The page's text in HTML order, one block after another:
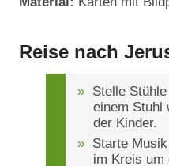
Reise nach
Stelle
einem Stuhl
der Kinder.
Starte
im Kreis um